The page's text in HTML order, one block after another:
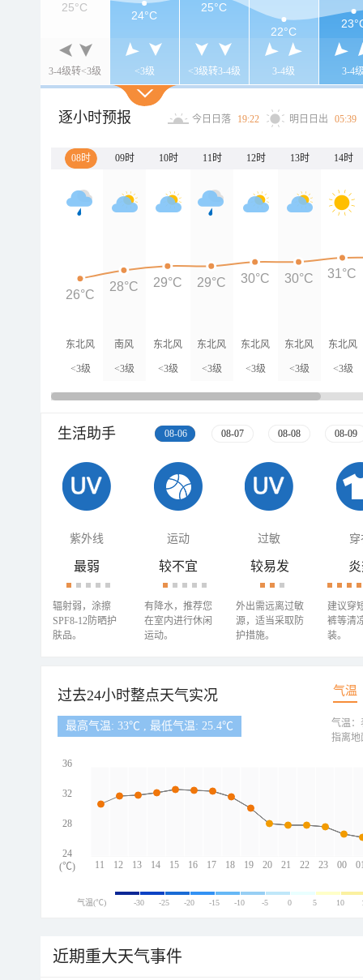
3-4级转<3级 <3级 <3级转3-4级 3-4级 3-4
25°C
24°C
25°C
22°C
逐小时预报 今日日落 19:22 明日日出 05:39
08时 09时 10时 11时 12时 13时 14时
东北风
<3级
南风
<3级
东北风
<3级
东北风
<3级
东北风
<3级
东北风
<3级
东北风
<3级
26°C
28°C 29°C 29°C 30°C 30°C 31°C
生活助手 08-06 08-07 08-08 08-09
紫外线 运动 过敏 穿
最弱
辐射弱，涂擦
SPF8-12防晒护
肤品。
较不宜
有降水，推荐您
在室内进行休闲
运动。
较易发
外出需远离过敏
源，适当采取防
护措施。
建议穿
裤等清
装。
过去24小时整点天气实况 气温
最高气温: 33℃ , 最低气温: 25.4℃
11 12 13 14 15 16 17 18 19 20 21 22 23 00
36
32
28
24
(℃)
气温：
指离地
气温(℃) -30 -25 -20 -15 -10 -5 0 5 10
近期重大天气事件